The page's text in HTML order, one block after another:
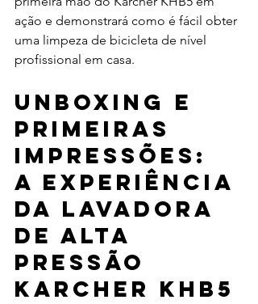
ação e demonstrará como é fácil obter
uma limpeza de bicicleta de nível
profissional em casa.
Unboxing e
primeiras
impressões:
a experiência
da lavadora
de alta
pressão
Karcher KHB5